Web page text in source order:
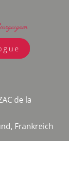
de la
Frankreich